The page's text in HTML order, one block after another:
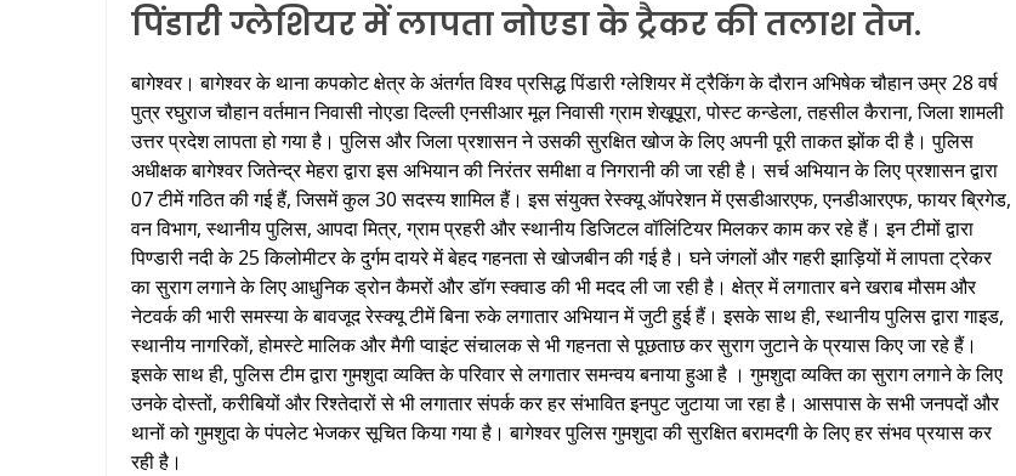
पिंडारी ग्लेशियर में लापता नोएडा के ट्रैकर की तलाश तेज.
बागेश्वर। बागेश्वर के थाना कपकोट क्षेत्र के अंतर्गत विश्व प्रसिद्ध पिंडारी ग्लेशियर में ट्रैकिंग के दौरान अभिषेक चौहान उम्र 28 वर्ष
पुत्र रघुराज चौहान वर्तमान निवासी नोएडा दिल्ली एनसीआर मूल निवासी ग्राम शेखूपूरा, पोस्ट कन्डेला, तहसील कैराना, जिला शामली
उत्तर प्रदेश लापता हो गया है। पुलिस और जिला प्रशासन ने उसकी सुरक्षित खोज के लिए अपनी पूरी ताकत झोंक दी है। पुलिस
अधीक्षक बागेश्वर जितेन्द्र मेहरा द्वारा इस अभियान की निरंतर समीक्षा व निगरानी की जा रही है। सर्च अभियान के लिए प्रशासन द्वारा
07 टीमें गठित की गई हैं, जिसमें कुल 30 सदस्य शामिल हैं। इस संयुक्त रेस्क्यू ऑपरेशन में एसडीआरएफ, एनडीआरएफ, फायर ब्रिगेड,
वन विभाग, स्थानीय पुलिस, आपदा मित्र, ग्राम प्रहरी और स्थानीय डिजिटल वॉलिंटियर मिलकर काम कर रहे हैं। इन टीमों द्वारा
पिण्डारी नदी के 25 किलोमीटर के दुर्गम दायरे में बेहद गहनता से खोजबीन की गई है। घने जंगलों और गहरी झाड़ियों में लापता ट्रेकर
का सुराग लगाने के लिए आधुनिक ड्रोन कैमरों और डॉग स्क्वाड की भी मदद ली जा रही है। क्षेत्र में लगातार बने खराब मौसम और
नेटवर्क की भारी समस्या के बावजूद रेस्क्यू टीमें बिना रुके लगातार अभियान में जुटी हुई हैं। इसके साथ ही, स्थानीय पुलिस द्वारा गाइड,
स्थानीय नागरिकों, होमस्टे मालिक और मैगी प्वाइंट संचालक से भी गहनता से पूछताछ कर सुराग जुटाने के प्रयास किए जा रहे हैं।
इसके साथ ही, पुलिस टीम द्वारा गुमशुदा व्यक्ति के परिवार से लगातार समन्वय बनाया हुआ है । गुमशुदा व्यक्ति का सुराग लगाने के लिए
उनके दोस्तों, करीबियों और रिश्तेदारों से भी लगातार संपर्क कर हर संभावित इनपुट जुटाया जा रहा है। आसपास के सभी जनपदों और
थानों को गुमशुदा के पंपलेट भेजकर सूचित किया गया है। बागेश्वर पुलिस गुमशुदा की सुरक्षित बरामदगी के लिए हर संभव प्रयास कर
रही है।